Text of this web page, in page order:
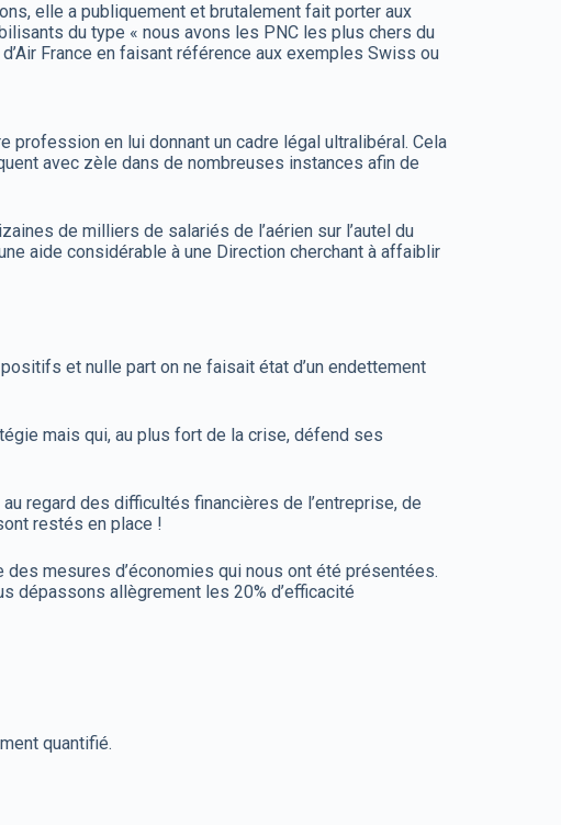
elle a publiquement et brutalement fait porter aux
du type « nous avons les PNC les plus chers du
France en faisant référence aux exemples Swiss ou
en lui donnant un cadre légal ultralibéral. Cela
avec zèle dans de nombreuses instances afin de
de milliers de salariés de l’aérien sur l’autel du
aide considérable à une Direction cherchant à affaiblir
et nulle part on ne faisait état d’un endettement
mais qui, au plus fort de la crise, défend ses
regard des difficultés financières de l’entreprise, de
restés en place !
mesures d’économies qui nous ont été présentées.
dépassons allègrement les 20% d’efficacité
quantifié.